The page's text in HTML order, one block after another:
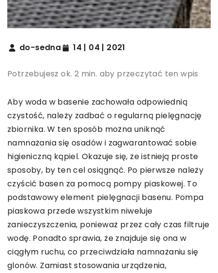
do-sedna 14 | 04 | 2021
Potrzebujesz ok. 2 min. aby przeczytać ten wpis
Aby woda w basenie zachowała odpowiednią
czystość, należy zadbać o regularną pielęgnację
zbiornika. W ten sposób można uniknąć
namnażania się osadów i zagwarantować sobie
higieniczną kąpiel. Okazuje się, że istnieją proste
sposoby, by ten cel osiągnąć. Po pierwsze należy
czyścić basen za pomocą pompy piaskowej. To
podstawowy element pielęgnacji basenu. Pompa
piaskowa przede wszystkim niweluje
zanieczyszczenia, ponieważ przez cały czas filtruje
wodę. Ponadto sprawia, że znajduje się ona w
ciągłym ruchu, co przeciwdziała namnażaniu się
glonów. Zamiast stosowania urządzenia,